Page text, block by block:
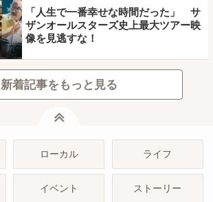
「人生で一番幸せな時間だった」 サ
ザンオールスターズ史上最大ツアー映
像を見逃すな！
新着記事をもっと見る
ローカル ライフ
イベント ストーリー